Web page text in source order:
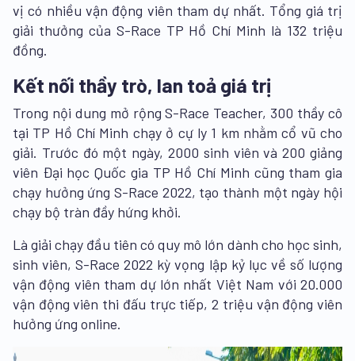
vị có nhiều vận động viên tham dự nhất. Tổng giá trị
giải thưởng của S-Race TP Hồ Chí Minh là 132 triệu
đồng.
Kết nối thầy trò, lan toả giá trị
Trong nội dung mở rộng S-Race Teacher, 300 thầy cô
tại TP Hồ Chí Minh chạy ở cự ly 1 km nhằm cổ vũ cho
giải. Trước đó một ngày, 2000 sinh viên và 200 giảng
viên Đại học Quốc gia TP Hồ Chí Minh cũng tham gia
chạy hưởng ứng S-Race 2022, tạo thành một ngày hội
chạy bộ tràn đầy hứng khởi.
Là giải chạy đầu tiên có quy mô lớn dành cho học sinh,
sinh viên, S-Race 2022 kỳ vọng lập kỷ lục về số lượng
vận động viên tham dự lớn nhất Việt Nam với 20.000
vận động viên thi đấu trực tiếp, 2 triệu vận động viên
hưởng ứng online.